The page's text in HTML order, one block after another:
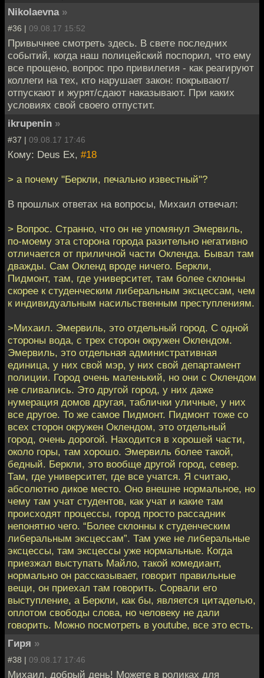
Nikolaevna »
#36 | 09.08.17 15:52
Привычнее смотреть здесь. В свете последних
событий, когда наш полицейский поспорил, что ему
все прощено, вопрос про привилегия - как реагируют
коллеги на тех, кто нарушает закон: покрывают/
отпускают и журят/сдают наказывают. При каких
условиях свой своего отпустит.
ikrupenin »
#37 | 09.08.17 17:46
Кому: Deus Ex, #18
> а почему "Беркли, печально известный"?
В прошлых ответах на вопросы, Михаил отвечал:
> Вопрос. Странно, что он не упомянул Эмервиль,
по-моему эта сторона города разительно негативно
отличается от приличной части Окленда. Бывал там
дважды. Сам Окленд вроде ничего. Беркли,
Пидмонт, там, где университет, там более склонны
скорее к студенческим либеральным эксцессам, чем
к индивидуальным насильственным преступлениям.
>Михаил. Эмервиль, это отдельный город. С одной
стороны вода, с трех сторон окружен Оклендом.
Эмервиль, это отдельная административная
единица, у них свой мэр, у них свой департамент
полиции. Город очень маленький, но они с Оклендом
не сливались. Это другой город, у них даже
нумерация домов другая, таблички уличные, у них
все другое. То же самое Пидмонт. Пидмонт тоже со
всех сторон окружен Оклендом, это отдельный
город, очень дорогой. Находится в хорошей части,
около горы, там хорошо. Эмервиль более такой,
бедный. Беркли, это вообще другой город, север.
Там, где университет, где все учатся. Я считаю,
абсолютно дикое место. Оно внешне нормальное, но
чему там учат студентов, как учат и какие там
происходят процессы, город просто рассадник
непонятно чего. “Более склонны к студенческим
либеральным эксцессам”. Там уже не либеральные
эксцессы, там эксцессы уже нормальные. Когда
приезжал выступать Майло, такой комедиант,
нормально он рассказывает, говорит правильные
вещи, он приехал там говорить. Сорвали его
выступление, а Беркли, как бы, является цитаделью,
оплотом свободы слова, но человеку не дали
говорить. Можно посмотреть в youtube, все это есть.
Гиря »
#38 | 09.08.17 17:46
Михаил, добрый день! Можете в роликах для